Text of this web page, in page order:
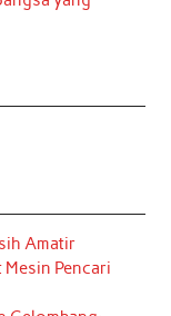
Amatir
Mesin Pencari